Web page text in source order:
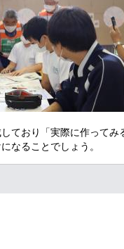
おり「実際に作って
なることでしょう。